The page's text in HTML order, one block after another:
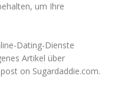
um Ihre
Dating-Dienste
Artikel über
on Sugardaddie.com.